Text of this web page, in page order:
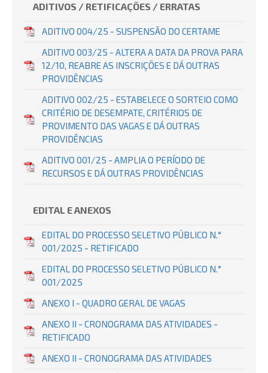
ADITIVOS / RETIFICAÇÕES / ERRATAS
ADITIVO 004/25 - SUSPENSÃO DO CERTAME
ADITIVO 003/25 - ALTERA A DATA DA PROVA PARA
12/10, REABRE AS INSCRIÇÕES E DÁ OUTRAS
PROVIDÊNCIAS
ADITIVO 002/25 - ESTABELECE O SORTEIO COMO
CRITÉRIO DE DESEMPATE, CRITÉRIOS DE
PROVIMENTO DAS VAGAS E DÁ OUTRAS
PROVIDÊNCIAS
ADITIVO 001/25 - AMPLIA O PERÍODO DE
RECURSOS E DÁ OUTRAS PROVIDÊNCIAS
EDITAL E ANEXOS
EDITAL DO PROCESSO SELETIVO PÚBLICO N.°
001/2025 - RETIFICADO
EDITAL DO PROCESSO SELETIVO PÚBLICO N.°
001/2025
ANEXO I - QUADRO GERAL DE VAGAS
ANEXO II - CRONOGRAMA DAS ATIVIDADES -
RETIFICADO
ANEXO II - CRONOGRAMA DAS ATIVIDADES